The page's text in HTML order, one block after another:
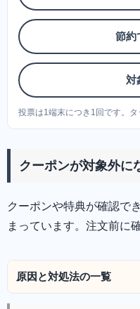
節約
対
投票は1端末につき1回です。タ
クーポンが対象外に
クーポンや特典が確認で
まっています。注文前に
原因と対処法の一覧